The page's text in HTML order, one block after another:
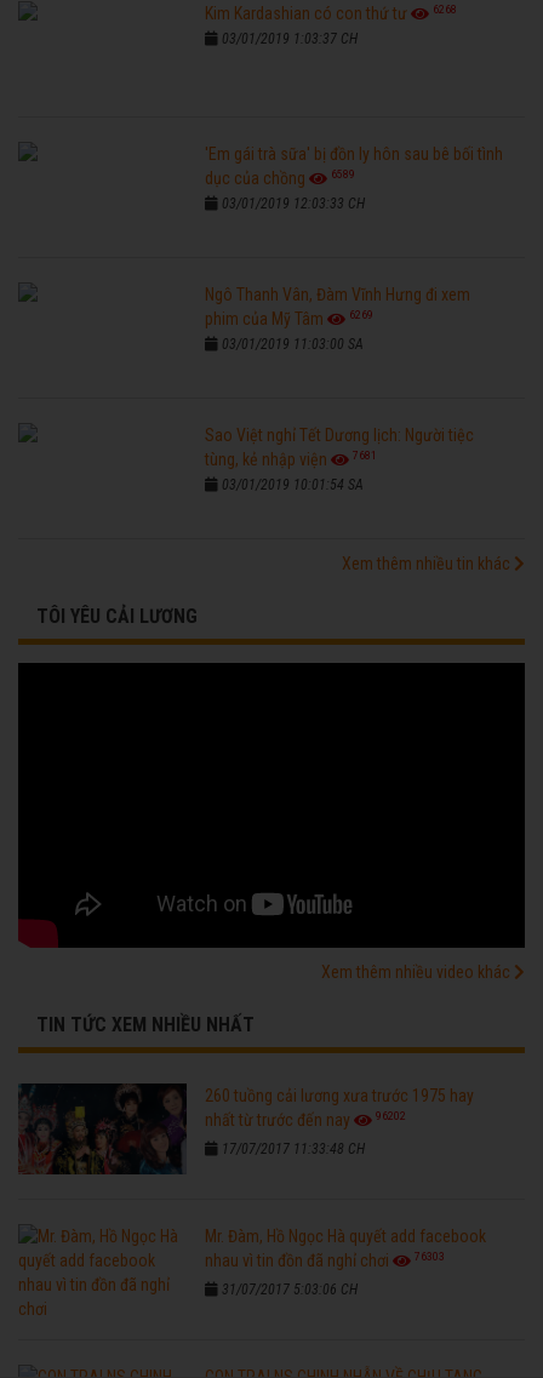
Kim Kardashian có con thứ tư 6268
03/01/2019 1:03:37 CH
'Em gái trà sữa' bị đồn ly hôn sau bê bối tình
dục của chồng
6589
03/01/2019 12:03:33 CH
Ngô Thanh Vân, Đàm Vĩnh Hưng đi xem
phim của Mỹ Tâm
6269
03/01/2019 11:03:00 SA
Sao Việt nghỉ Tết Dương lịch: Người tiệc
tùng, kẻ nhập viện
7681
03/01/2019 10:01:54 SA
Xem thêm nhiều tin khác
TÔI YÊU CẢI LƯƠNG
Xem thêm nhiều video khác
TIN TỨC XEM NHIỀU NHẤT
260 tuồng cải lương xưa trước 1975 hay
nhất từ trước đến nay
96202
17/07/2017 11:33:48 CH
Mr. Đàm, Hồ Ngọc Hà quyết add facebook
nhau vì tin đồn đã nghỉ chơi
76303
31/07/2017 5:03:06 CH